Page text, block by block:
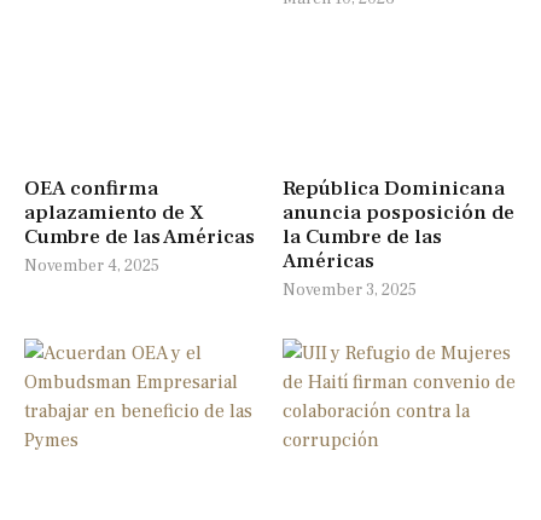
OEA confirma
aplazamiento de X
Cumbre de las Américas
November 4, 2025
República Dominicana
anuncia posposición de
la Cumbre de las
Américas
November 3, 2025